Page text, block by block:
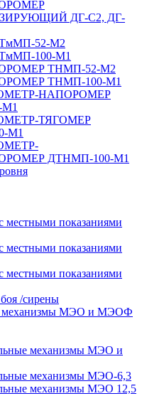
ДГ-С2, ДГ-
52-М2
100-М1
ТНМП-52-М2
ТНМП-100-М1
НАПОРОМЕР
ТЯГОМЕР
М1
ДТНМП-100-М1
местными показаниями
местными показаниями
местными показаниями
/сирены
механизмы МЭО и МЭОФ
механизмы МЭО и
механизмы МЭО-6,3
механизмы МЭО 12,5